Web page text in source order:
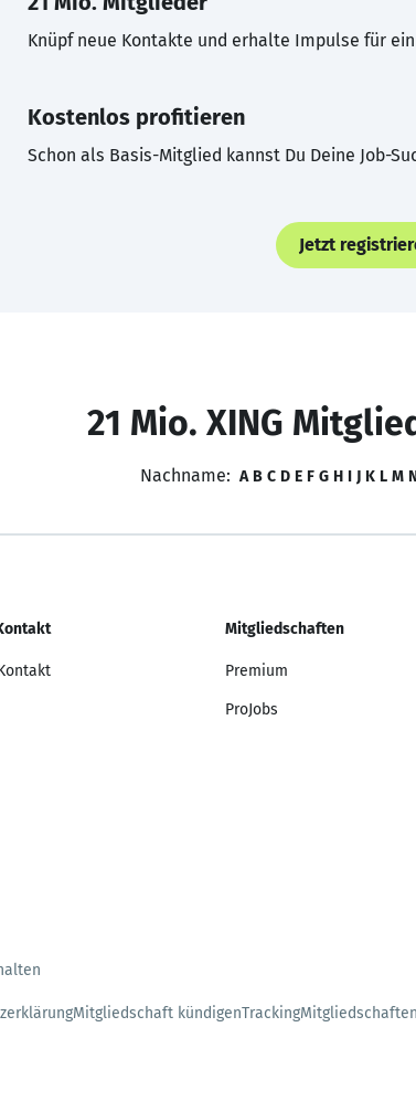
Knüpf neue Kontakte und erhalte Impulse für
Kostenlos profitieren
Schon als Basis-Mitglied kannst Du Deine Job-
Jetzt
21 Mio. XING
Nachname: A B C D E F G H I J K L M
Mitgliedschaften
Premium
ProJobs
Mitgliedschaft kündigenTracking